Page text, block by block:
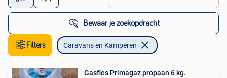
Bewaar je zoekopdracht
Filters Caravans en Kamperen
Gasfles Primagaz propaan 6 kg.